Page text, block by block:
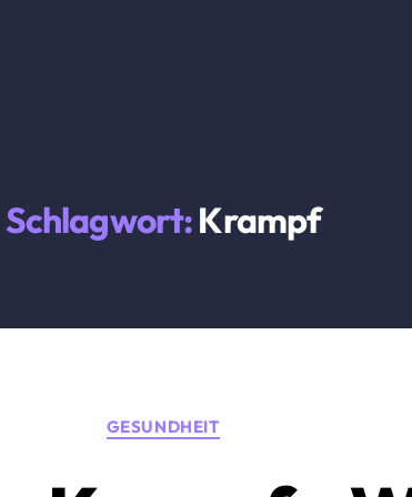
Schlagwort:Krampf
Kategorien
GESUNDHEIT